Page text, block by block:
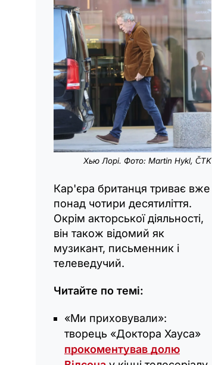
Хью Лорі. Фото: Martin Hykl, ČTK
Кар'єра британця триває вже
понад чотири десятиліття.
Окрім акторської діяльності,
він також відомий як
музикант, письменник і
телеведучий.
Читайте по темі:
«Ми приховували»:
творець «Доктора Хауса»
прокоментував долю